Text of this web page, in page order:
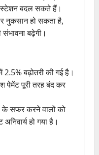
स्टेशन बदल सकते हैं।
नुकसान हो सकता है,
बढ़ेगी।
बढ़ोतरी की गई है।
पेमेंट पूरी तरह बंद कर
के सफर करने वालों को
हो गया है।